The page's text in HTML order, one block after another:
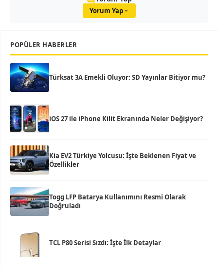
Yorum Yap
POPÜLER HABERLER
Türksat 3A Emekli Oluyor: SD Yayınlar Bitiyor mu?
iOS 27 ile iPhone Kilit Ekranında Neler Değişiyor?
Kia EV2 Türkiye Yolcusu: İşte Beklenen Fiyat ve
Özellikler
Togg LFP Batarya Kullanımını Resmi Olarak
Doğruladı
TCL P80 Serisi Sızdı: İşte İlk Detaylar